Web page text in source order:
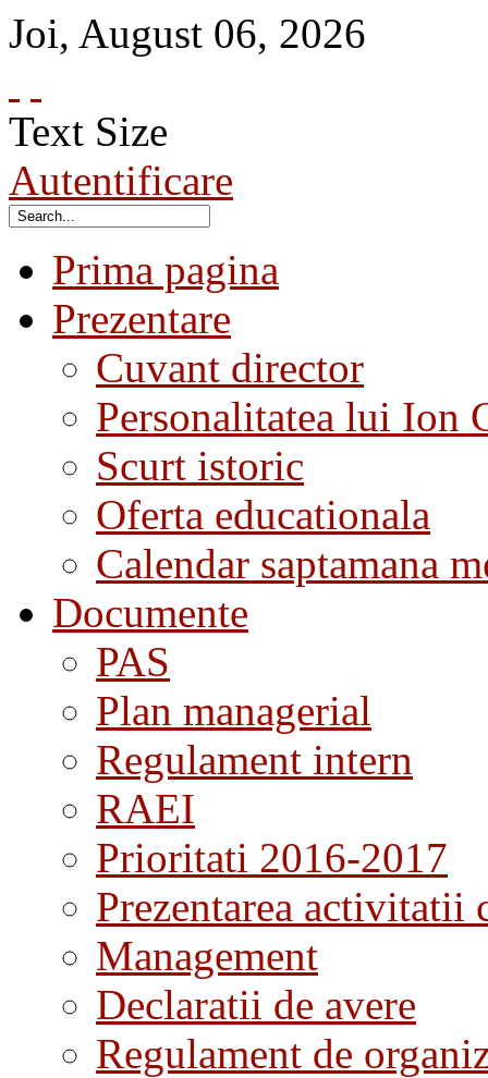
Joi, August 06, 2026
Text Size
Autentificare
Prima pagina
Prezentare
Cuvant director
Personalitatea lui Ion
Scurt istoric
Oferta educationala
Calendar saptamana
Documente
PAS
Plan managerial
Regulament intern
RAEI
Prioritati 2016-2017
Prezentarea activitatii
Management
Declaratii de avere
Regulament de